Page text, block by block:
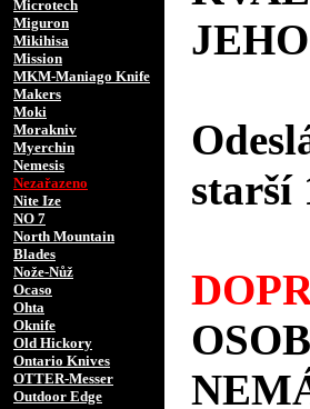
Microtech
Miguron
Mikihisa
Mission
MKM-Maniago Knife
Makers
Moki
Morakniv
Myerchin
Nemesis
Nezařazeno
Nite Ize
NO 7
North Mountain
Blades
Nože-Nůž
Ocaso
Ohta
Oknife
Old Hickory
Ontario Knives
OTTER-Messer
Outdoor Edge
starší